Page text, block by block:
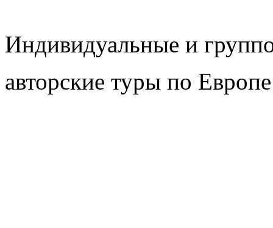
Индивидуальные и
авторские туры по